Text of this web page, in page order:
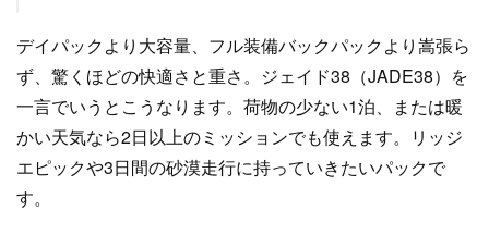
デイパックより大容量、フル装備バックパックより嵩張ら
ず、驚くほどの快適さと重さ。ジェイド38（JADE38）を
一言でいうとこうなります。荷物の少ない1泊、または暖
かい天気なら2日以上のミッションでも使えます。リッジ
エピックや3日間の砂漠走行に持っていきたいパックで
す。